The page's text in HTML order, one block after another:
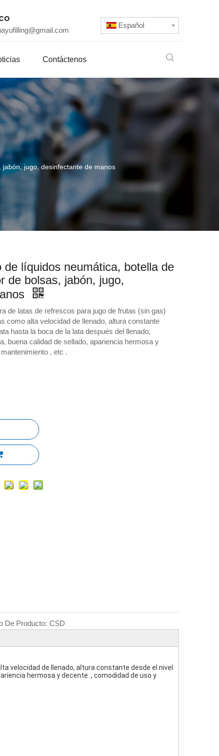
Español
Contáctenos
jugo, desinfectante de manos
de líquidos neumática, botella de
de bolsas, jabón, jugo,
de latas de refrescos para jugo de frutas (sin gas)
como alta velocidad de llenado, altura constante
hasta la boca de la lata después del llenado,
buena calidad de sellado, apariencia hermosa y
, etc .
De Producto: CSD
velocidad de llenado, altura constante desde el nivel
hermosa y decente. , comodidad de uso y